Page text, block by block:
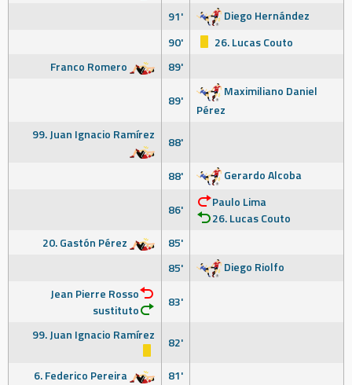
91'
Diego Hernández
90'
26. Lucas Couto
Franco Romero
89'
89'
Maximiliano Daniel
Pérez
99. Juan Ignacio Ramírez
88'
88' Gerardo Alcoba
86'
Paulo Lima
26. Lucas Couto
20. Gastón Pérez
85'
85'
Diego Riolfo
Jean Pierre Rosso
sustituto
83'
99. Juan Ignacio Ramírez
82'
6. Federico Pereira
81'